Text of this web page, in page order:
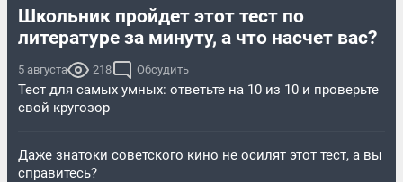
Школьник пройдет этот тест по
литературе за минуту, а что насчет вас?
5 августа 218 Обсудить
Тест для самых умных: ответьте на 10 из 10 и проверьте
свой кругозор
Даже знатоки советского кино не осилят этот тест, а вы
справитесь?